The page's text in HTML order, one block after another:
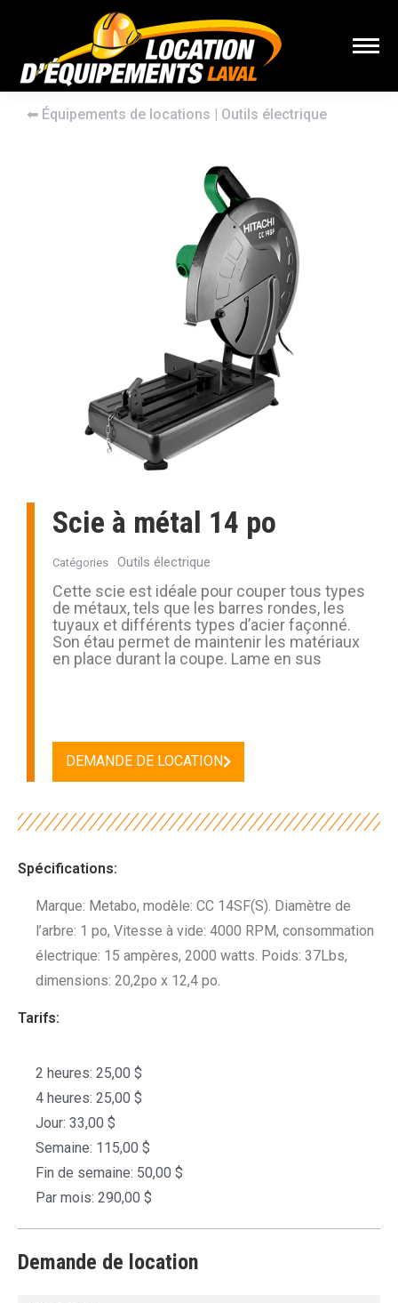
⬅︎ Équipements de locations | Outils électrique
Scie à métal 14 po
Catégories Outils électrique
Cette scie est idéale pour couper tous types
de métaux, tels que les barres rondes, les
tuyaux et différents types d’acier façonné.
Son étau permet de maintenir les matériaux
en place durant la coupe. Lame en sus
DEMANDE DE LOCATION
Spécifications:
Marque: Metabo, modèle: CC 14SF(S). Diamètre de
l’arbre: 1 po, Vitesse à vide: 4000 RPM, consommation
électrique: 15 ampères, 2000 watts. Poids: 37Lbs,
dimensions: 20,2po x 12,4 po.
Tarifs:
2 heures: 25,00 $
4 heures: 25,00 $
Jour: 33,00 $
Semaine: 115,00 $
Fin de semaine: 50,00 $
Par mois: 290,00 $
Demande de location